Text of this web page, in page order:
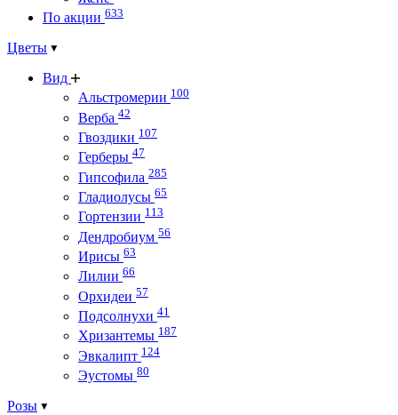
По акции 633
Цветы
Вид
Альстромерии 100
Верба 42
Гвоздики 107
Герберы 47
Гипсофила 285
Гладиолусы 65
Гортензии 113
Дендробиум 56
Ирисы 63
Лилии 66
Орхидеи 57
Подсолнухи 41
Хризантемы 187
Эвкалипт 124
Эустомы 80
Розы